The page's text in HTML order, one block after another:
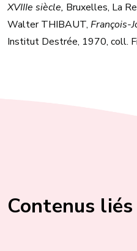
XVIIIe siècle, Bruxelles, La
Walter THIBAUT, François-
Institut Destrée, 1970, coll.
Contenus liés